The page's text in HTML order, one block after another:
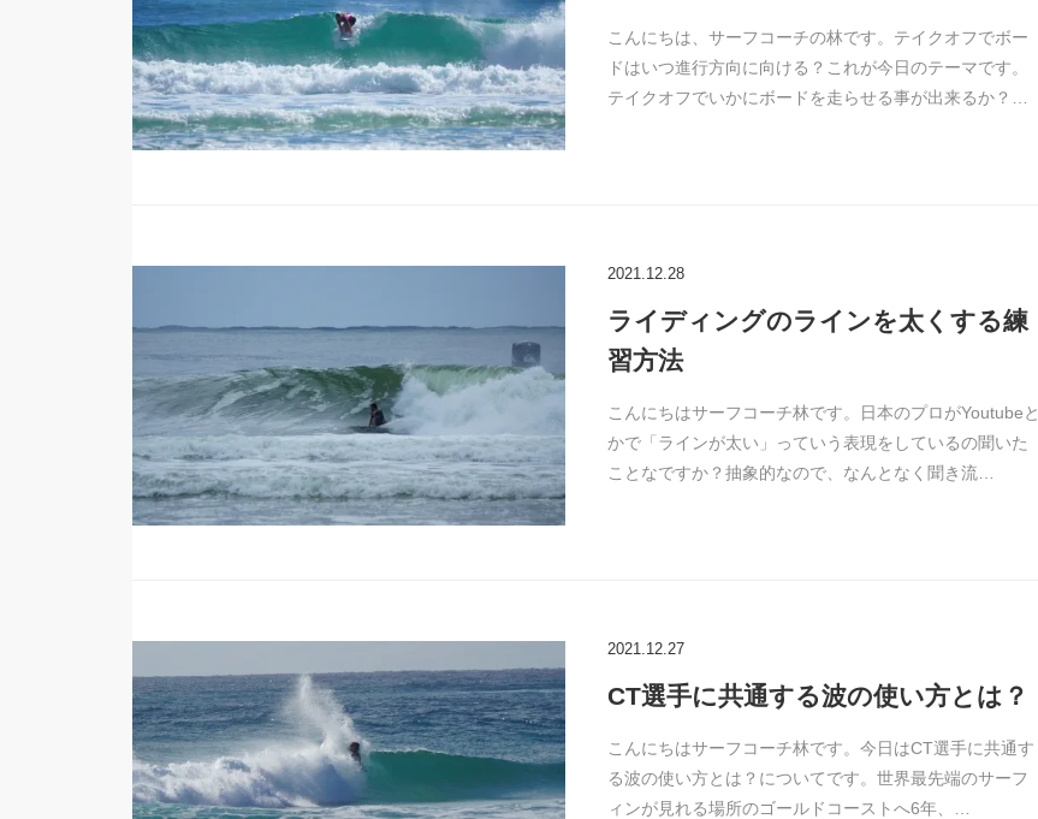
こんにちは、サーフコーチの林です。テイクオフでボー
ドはいつ進行方向に向ける？これが今日のテーマです。
テイクオフでいかにボードを走らせる事が出来るか？…
2021.12.28
ライディングのラインを太くする練
習方法
こんにちはサーフコーチ林です。日本のプロがYoutubeと
かで「ラインが太い」っていう表現をしているの聞いた
ことなですか？抽象的なので、なんとなく聞き流…
2021.12.27
CT選手に共通する波の使い方とは？
こんにちはサーフコーチ林です。今日はCT選手に共通す
る波の使い方とは？についてです。世界最先端のサーフ
ィンが見れる場所のゴールドコーストへ6年、…